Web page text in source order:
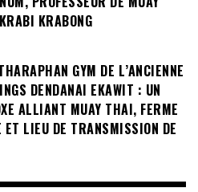
KRABONG
GYM DE L’ANCIENNE
DENDANAI EKAWIT : UN
ALLIANT MUAY THAI, FERME
ET LIEU DE TRANSMISSION DE